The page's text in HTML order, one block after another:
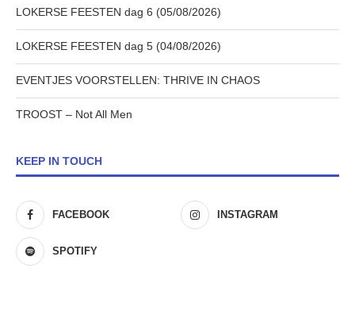
LOKERSE FEESTEN dag 6 (05/08/2026)
LOKERSE FEESTEN dag 5 (04/08/2026)
EVENTJES VOORSTELLEN: THRIVE IN CHAOS
TROOST – Not All Men
KEEP IN TOUCH
FACEBOOK INSTAGRAM
SPOTIFY